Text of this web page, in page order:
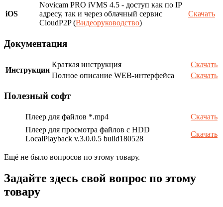
iOS
Novicam PRO iVMS 4.5 - доступ как по IP
адресу, так и через облачный сервис
CloudP2P (Видеоруководство)
Скачать
Документация
Инструкции
Краткая инструкция
Скачать
Полное описание WEB-интерфейса
Скачать
Полезный софт
Плеер для файлов *.mp4
Скачать
Плеер для просмотра файлов с HDD
LocalPlayback v.3.0.0.5 build180528
Скачать
Ещё не было вопросов по этому товару.
Задайте здесь свой вопрос по этому
товару